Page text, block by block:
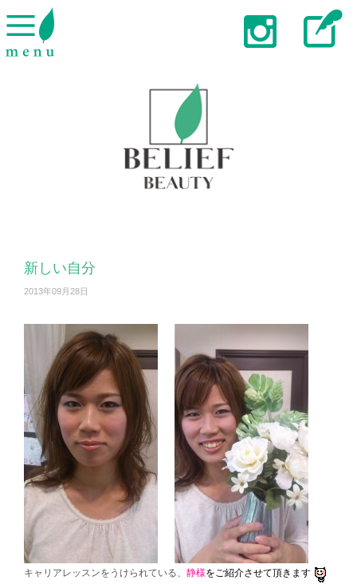
新しい自分
2013年09月28日
キャリアレッスンをうけられている、 静様をご紹介させて頂きます